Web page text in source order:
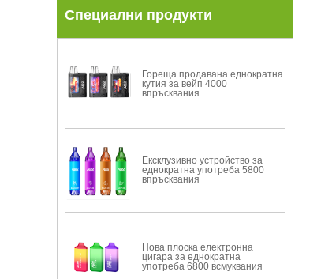
Специални продукти
Гореща продавана еднократна
кутия за вейп 4000
впръсквания
Ексклузивно устройство за
еднократна употреба 5800
впръсквания
Нова плоска електронна
цигара за еднократна
употреба 6800 всмуквания